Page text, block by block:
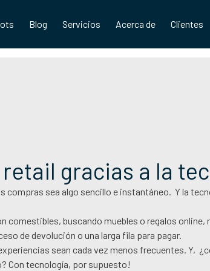
Blog Servicios Acerca de Clientes
gracias a la
compras sea algo sencillo e instantáneo. Y la
comestibles, buscando muebles o regalos
de devolución o una larga fila para pagar.
sean cada vez menos frecuentes. Y,
Con tecnología, por supuesto!